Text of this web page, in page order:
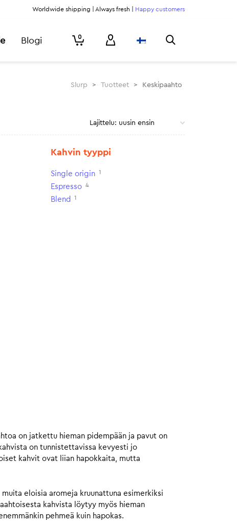
Worldwide shipping | Always fresh | Happy customers
Blogi 0
Slurp > Tuotteet > Keskipaahto
Kahvin tyyppi
Single origin 1
Espresso 4
Blend 1
on jatkettu hieman pidempään ja pavut on
on tunnistettavissa kevyesti jo
kahvit ovat liian hapokkaita, mutta
eloisia aromeja kruunattuna esimerkiksi
kahvista löytyy myös hieman
pehmeä kuin hapokas.